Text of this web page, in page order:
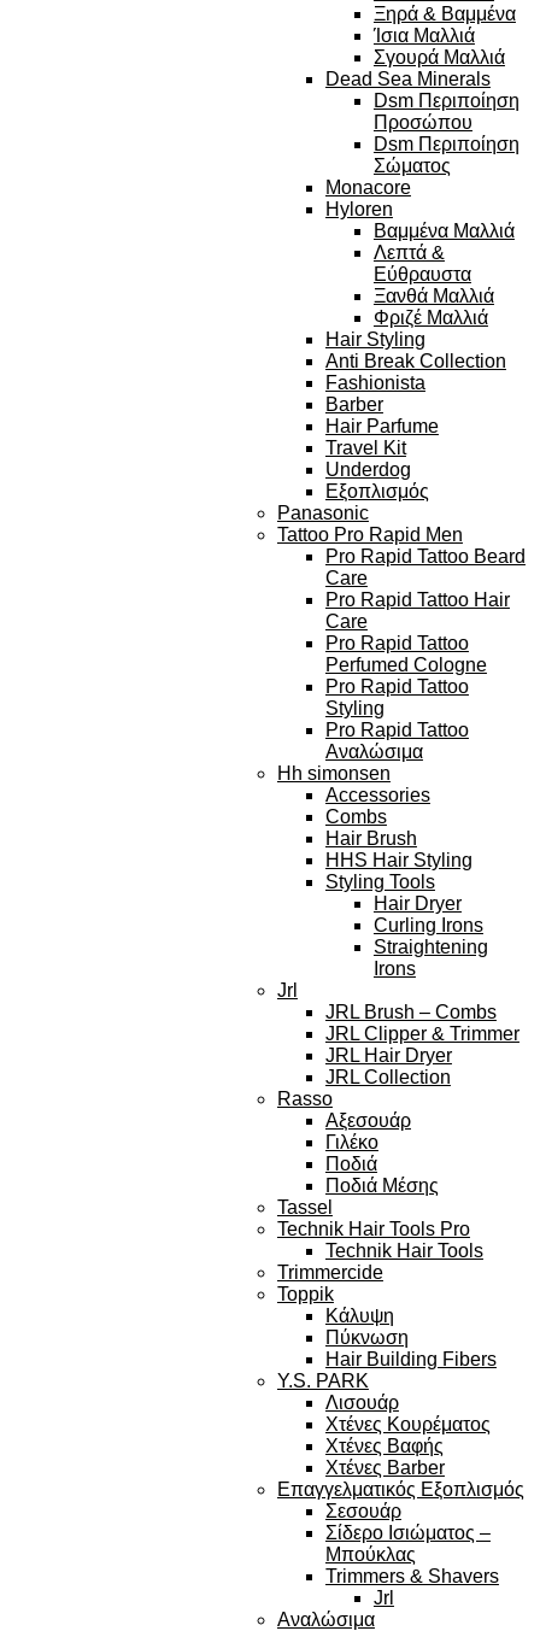
Ξηρά & Βαμμένα
Ίσια Μαλλιά
Σγουρά Μαλλιά
Dead Sea Minerals
Dsm Περιποίηση
Προσώπου
Dsm Περιποίηση
Σώματος
Monacore
Hyloren
Βαμμένα Μαλλιά
Λεπτά &
Εύθραυστα
Ξανθά Μαλλιά
Φριζέ Μαλλιά
Hair Styling
Anti Break Collection
Fashionista
Barber
Hair Parfume
Travel Kit
Underdog
Εξοπλισμός
Panasonic
Tattoo Pro Rapid Men
Pro Rapid Tattoo Beard
Care
Pro Rapid Tattoo Hair
Care
Pro Rapid Tattoo
Perfumed Cologne
Pro Rapid Tattoo
Styling
Pro Rapid Tattoo
Αναλώσιμα
Hh simonsen
Accessories
Combs
Hair Brush
HHS Hair Styling
Styling Tools
Hair Dryer
Curling Irons
Straightening
Irons
Jrl
JRL Brush – Combs
JRL Clipper & Trimmer
JRL Hair Dryer
JRL Collection
Rasso
Αξεσουάρ
Γιλέκο
Ποδιά
Ποδιά Μέσης
Tassel
Technik Hair Tools Pro
Technik Hair Tools
Trimmercide
Toppik
Κάλυψη
Πύκνωση
Hair Building Fibers
Y.S. PARK
Λισουάρ
Χτένες Κουρέματος
Χτένες Βαφής
Χτένες Barber
Επαγγελματικός Εξοπλισμός
Σεσουάρ
Σίδερο Ισιώματος –
Μπούκλας
Trimmers & Shavers
Jrl
Αναλώσιμα